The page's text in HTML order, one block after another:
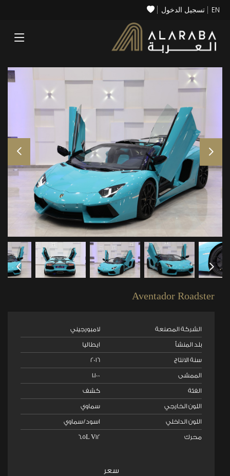
EN تسجيل الدخول
Aventador Roadster
الشركة المصنعة لامبورجيني
بلد المنشأ ايطاليا
سنة الانتاج ٢٠١٦
الممشى ١،١٠٠
الفئة كشف
اللون الخارجي سماوي
اللون الداخلي اسود/سماوي
محرك 6.5L V12
سعر